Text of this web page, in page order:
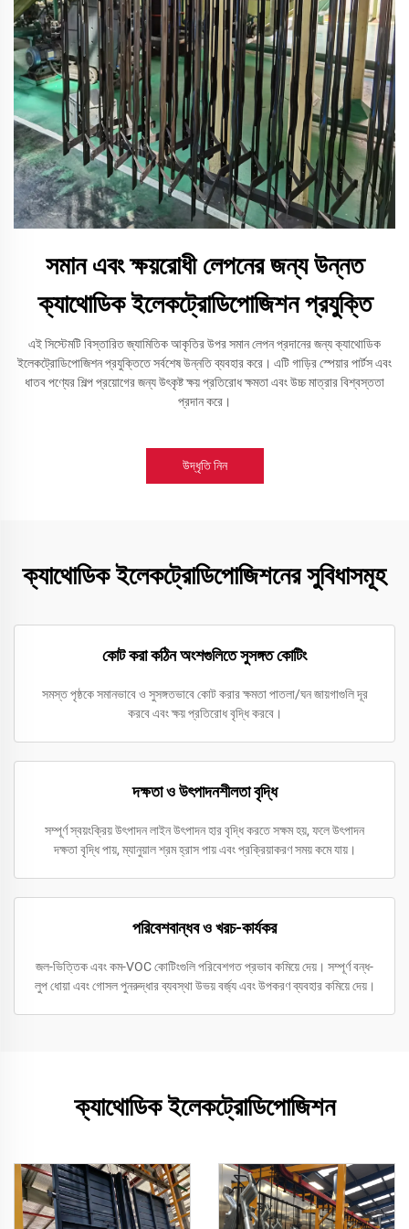
সমান এবং ক্ষয়রোধী লেপনের জন্য উন্নত
ক্যাথোডিক ইলেকট্রোডিপোজিশন প্রযুক্তি
এই সিস্টেমটি বিস্তারিত জ্যামিতিক আকৃতির উপর সমান লেপন প্রদানের জন্য ক্যাথোডিক
ইলেকট্রোডিপোজিশন প্রযুক্তিতে সর্বশেষ উন্নতি ব্যবহার করে। এটি গাড়ির স্পেয়ার পার্টস এবং
ধাতব পণ্যের শিল্প প্রয়োগের জন্য উৎকৃষ্ট ক্ষয় প্রতিরোধ ক্ষমতা এবং উচ্চ মাত্রার বিশ্বস্ততা
প্রদান করে।
উদ্ধৃতি নিন
ক্যাথোডিক ইলেকট্রোডিপোজিশনের সুবিধাসমূহ
কোট করা কঠিন অংশগুলিতে সুসঙ্গত কোটিং
সমস্ত পৃষ্ঠকে সমানভাবে ও সুসঙ্গতভাবে কোট করার ক্ষমতা পাতলা/ঘন জায়গাগুলি দূর
করবে এবং ক্ষয় প্রতিরোধ বৃদ্ধি করবে।
দক্ষতা ও উৎপাদনশীলতা বৃদ্ধি
সম্পূর্ণ স্বয়ংক্রিয় উৎপাদন লাইন উৎপাদন হার বৃদ্ধি করতে সক্ষম হয়, ফলে উৎপাদন
দক্ষতা বৃদ্ধি পায়, ম্যানুয়াল শ্রম হ্রাস পায় এবং প্রক্রিয়াকরণ সময় কমে যায়।
পরিবেশবান্ধব ও খরচ-কার্যকর
জল-ভিত্তিক এবং কম-VOC কোটিংগুলি পরিবেশগত প্রভাব কমিয়ে দেয়। সম্পূর্ণ বন্ধ-
লুপ ধোয়া এবং গোসল পুনরুদ্ধার ব্যবস্থা উভয় বর্জ্য এবং উপকরণ ব্যবহার কমিয়ে দেয়।
ক্যাথোডিক ইলেকট্রোডিপোজিশন